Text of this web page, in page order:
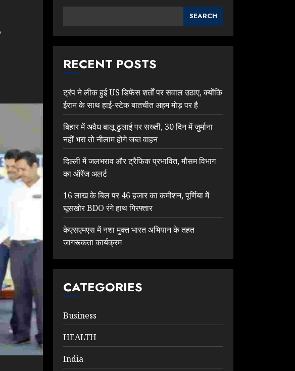
SEARCH
RECENT POSTS
ट्रंप ने लीक हुई US डिफेंस शर्तों पर सवाल उठाए, क्योंकि
ईरान के साथ हाई-स्टेक बातचीत अहम मोड़ पर है
बिहार में अवैध बालू ढुलाई पर सख्ती, 30 दिन में जुर्माना
नहीं भरा तो नीलाम होंगे जब्त वाहन
दिल्ली में जलभराव और ट्रैफिक प्रभावित, मौसम विभाग
का ऑरेंज अलर्ट
16 लाख के बिल पर 46 हजार का कमीशन, पूर्णिया में
घूसखोर BDO रंगे हाथ गिरफ्तार
केएसएमएस में नशा मुक्त भारत अभियान के तहत
जागरूकता कार्यक्रम
CATEGORIES
Business
HEALTH
India